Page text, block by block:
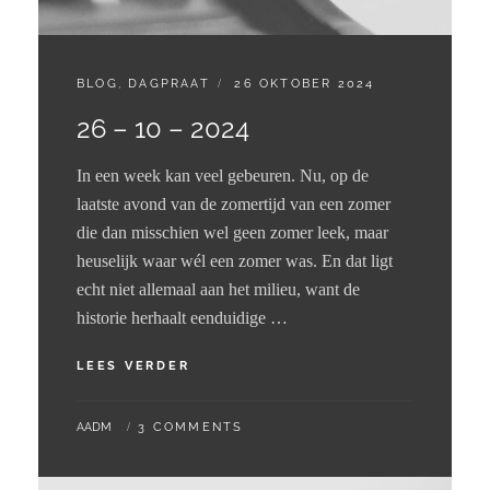
CATEGORIES:
BLOG , DAGPRAAT
GEPLAATST
26 OKTOBER 2024
26 – 10 – 2024
In een week kan veel gebeuren. Nu, op de
laatste avond van de zomertijd van een zomer
die dan misschien wel geen zomer leek, maar
heuselijk waar wél een zomer was. En dat ligt
echt niet allemaal aan het milieu, want de
historie herhaalt eenduidige …
LEES VERDER
–
BY
AADM 3 COMMENTS